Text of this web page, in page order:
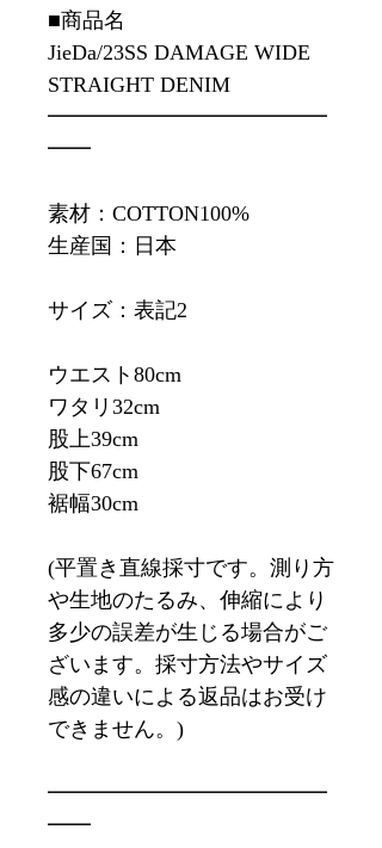
■商品名
JieDa/23SS DAMAGE WIDE
STRAIGHT DENIM
━━━━━━━━━━━━━
━━
素材：COTTON100%
生産国：日本
サイズ：表記2
ウエスト80cm
ワタリ32cm
股上39cm
股下67cm
裾幅30cm
(平置き直線採寸です。測り方
や生地のたるみ、伸縮により
多少の誤差が生じる場合がご
ざいます。採寸方法やサイズ
感の違いによる返品はお受け
できません。)
━━━━━━━━━━━━━
━━